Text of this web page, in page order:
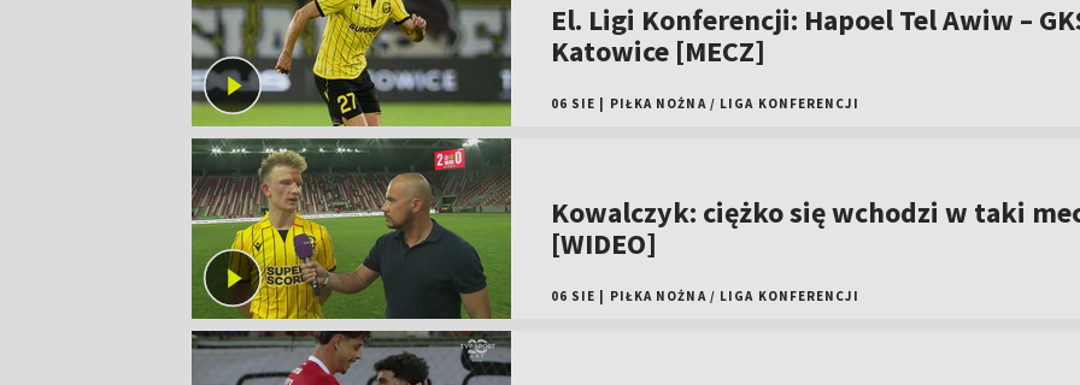
El. Ligi Konferencji: Hapoel Tel Awiw –
Katowice [MECZ]
06 SIE PIŁKA NOŻNA / LIGA KONFERENCJI
Kowalczyk: ciężko się wchodzi w taki
[WIDEO]
06 SIE PIŁKA NOŻNA / LIGA KONFERENCJI